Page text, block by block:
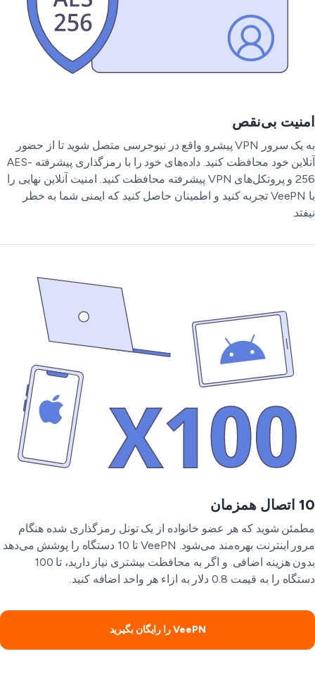
بی‌نقص
به یک سرور VPN پیشرو واقع در نیوجرسی متصل شوید تا از حضور
آنلاین خود محافظت کنید. داده‌های خود را با رمزگذاری پیشرفته AES-
256 و پروتکل‌های VPN پیشرفته محافظت کنید. امنیت آنلاین نهایی را
با VeePN تجربه کنید و اطمینان حاصل کنید که ایمنی شما به خطر
شوید که هر عضو خانواده از یک تونل رمزگذاری شده هنگام
مرور اینترنت بهره‌مند می‌شود. VeePN تا 10 دستگاه را پوشش می‌دهد
بدون هزینه اضافی. و اگر به محافظت بیشتری نیاز دارید، تا 100
را به قیمت 0.8 دلار به ازاء هر واحد اضافه کنید.
VeePN را رایگان بگیرید